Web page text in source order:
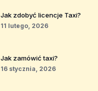
Jak zdobyć licencje Taxi?
11 lutego, 2026
Jak zamówić taxi?
16 stycznia, 2026